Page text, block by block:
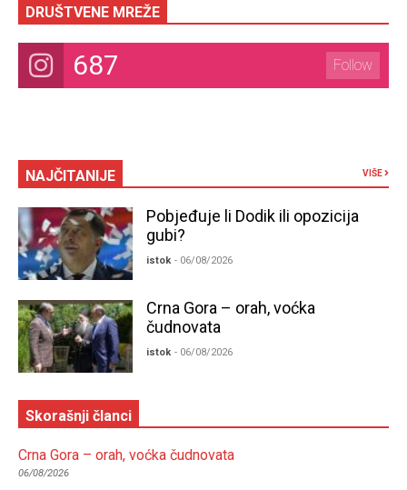
DRUŠTVENE MREŽE
687 Follow
NAJČITANIJE VIŠE
Pobjeđuje li Dodik ili opozicija
gubi?
istok - 06/08/2026
Crna Gora – orah, voćka
čudnovata
istok - 06/08/2026
Skorašnji članci
Crna Gora – orah, voćka čudnovata
06/08/2026